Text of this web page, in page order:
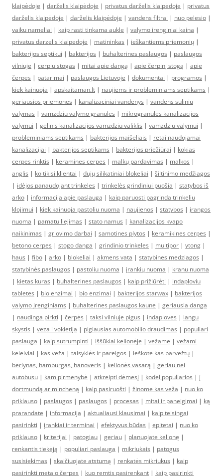
klaipėdoje | darželis klaipėdoje | privatus darželis klaipėdoje | privatus
darželis klaipėdoje | darželis klaipėdoje | vandens filtrai | nuo pelesio |
vaiku nameliai | kaip rasti tinkama aukle | valymo irenginiai kaina |
privatus darzelis klaipedoje | matininkas | ieškantiems priemonių |
bakterijos septikui | bakterijos | buhalterines paslaugos | paslaugos
vilniuje | cerpiu stogas | mitai apie dangą | apie čerpinį stogą | apie
čerpes | patarimai | paslaugos Lietuvoje | dokumentai | programos |
kiek kainuoja | apskaitaman.lt | naujiems ir probleminiams septikams |
geriausios priemones | kanalizaciniai vandenys | vandens suliniu
valymas | vamzdziu valymo granules | mikrogranules kanalizacijos
valymui | gelinis kanalizacijos vamzdziu valiklis | vamzdziu valymui |
probleminiams septikams | bakterijos maišeliais | retai naudojamai
kanalizacijai | bakterijos septikams | bakterijos priežiūrai | kokias
cerpes rinktis | keramines cerpes | malkų pardavimas | malkos |
anglis | ko tikisi klientai | dujų silikatiniai blokeliai | šiltinimo medžiagos
| idėjos panaudojant trinkeles | trinkelės grindiniui puošia | statybos iš
arko | informacija apie paslaugą | kaip paruosti pagrinda trinkeliu
klojimui | kiek kainuoja pastoliu nuoma | naujienos | statybos | įrangos
nuoma | pamatu liejimas | stato namus | kanalizacijos kvapo
naikinimas | griovimo darbai | samotines plytos | keramikines cerpes |
betono cerpes | stogo danga | grindinio trinkeles | multipor | ytong |
haus | fibo | arko | blokeliai | akmens vata | statybines medziagos |
statybinės paslaugos | pastoliu nuoma | įrankių nuoma | kranu nuoma
| kietas kuras | buhalterines paslaugos | kaip prižiūrėti | indaploviu
tabletes | bio enzimai | bio enzimai | bakterijos starwax | bakterijos
valymo įrenginiams | buhalterines paslaugos kaune | geriausia danga
| naudinga pirkti | čerpės | taksi vilniuje pigus | indaploves | langu
skystis | veza i vokietija | pigiausias automobilio draudimas | populiari
paslauga | kaip sutrumpinti | iššūkiai kelionėje | vežame | vežami
keleiviai | kas veža | taisyklės ir pareigos | ieškote kas parvežtų |
berlynas, hamburgas, hanoveris | kelionės vasarą | geriau nei
autobusu | kam pirmenybė | atkreipti dėmesį | kodėl populiarios | į
dortmundą ar mincheną | kaip pasiruošti | žinome kas veža | nuo ko
priklauso | paslaugos | paslaugos | procesas | mitai ir paneigimai | ką
prarandate | informacija | aktualiausi klausimai | kaip teisingai
pasirinkti | įrankiai ir terminai | efektyvus būdas | epitetai | nuo ko
priklauso | kriterijai | patogiau | geriau | planuojate kelionę |
renkantis tiekėją | populiari paslauga | mikriukais | patogus
susisiekimas | skaičiuojate atstumą | renkatės mikriukus | kaip
pasirinkti metalo čerpes | kuo remtis pasirenkant | kaip pasirinkti